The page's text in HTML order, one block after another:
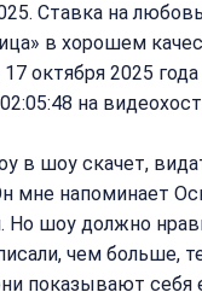
Ставка на
в хорошем
октября 2025
на
в шоу скачет,
мне напоминает
Но шоу должно
чем больше,
показывают себя